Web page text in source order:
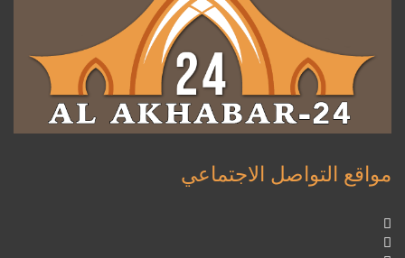
مواقع التواصل الاجتماعي